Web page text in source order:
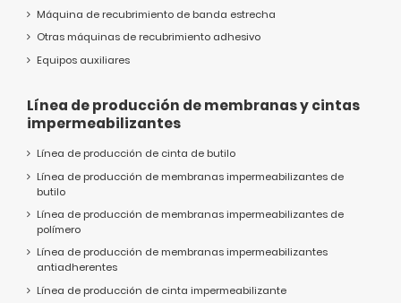
Máquina de recubrimiento de banda estrecha
Otras máquinas de recubrimiento adhesivo
Equipos auxiliares
Línea de producción de membranas y cintas
impermeabilizantes
Línea de producción de cinta de butilo
Línea de producción de membranas impermeabilizantes de
butilo
Línea de producción de membranas impermeabilizantes de
polímero
Línea de producción de membranas impermeabilizantes
antiadherentes
Línea de producción de cinta impermeabilizante